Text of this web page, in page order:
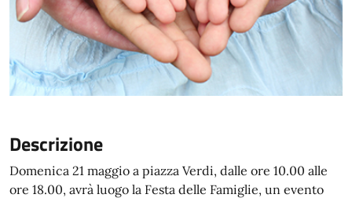
Descrizione
Domenica 21 maggio a piazza Verdi, dalle ore 10.00 alle
ore 18.00, avrà luogo la Festa delle Famiglie, un evento